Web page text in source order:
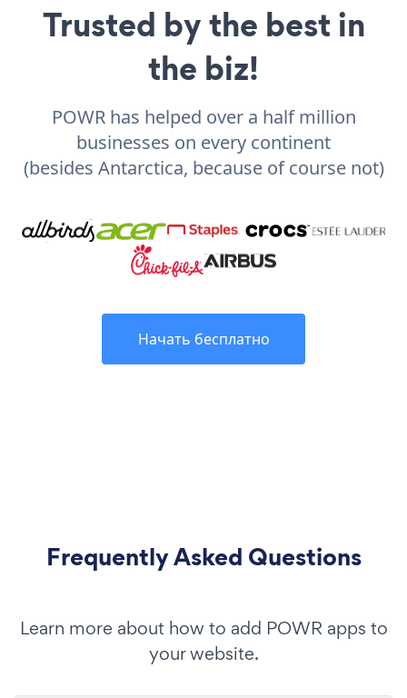
Trusted by the best in
the biz!
POWR has helped over a half million
businesses on every continent
(besides Antarctica, because of course not)
Начать бесплатно
Frequently Asked Questions
Learn more about how to add POWR apps to
your website.